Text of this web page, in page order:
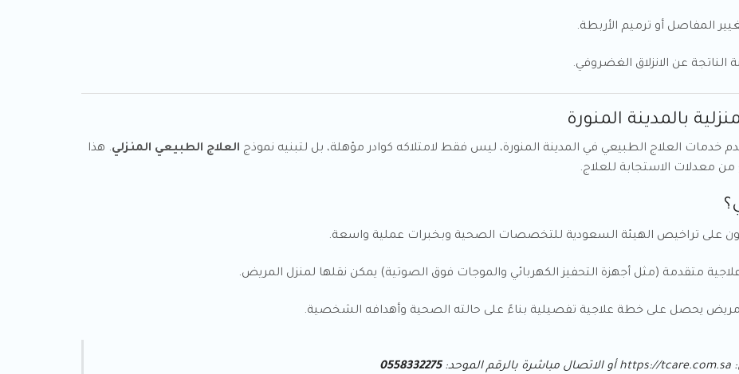
المفاصل أو ترميم الأربطة.
الناتجة عن الانزلاق الغضروفي.
خدمات العلاج الطبيعي في المدينة المنورة، ليس فقط لامتلاكه كوادر مؤهلة، بل لتبنيه نموذج العلاج الطبيعي المنزلي. هذا
من معدلات الاستجابة للعلاج.
على تراخيص الهيئة السعودية للتخصصات الصحية وبخبرات عملية واسعة.
متقدمة (مثل أجهزة التحفيز الكهربائي والموجات فوق الصوتية) يمكن نقلها لمنزل المريض.
مريض يحصل على خطة علاجية تفصيلية بناءً على حالته الصحية وأهدافه الشخصية.
https://tcare.com.sa أو الاتصال مباشرة بالرقم الموحد:0558332275